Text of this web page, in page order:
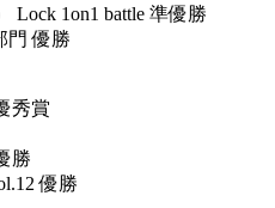
Lock 1on1 battle 準優勝
門 優勝
秀賞
勝
優勝